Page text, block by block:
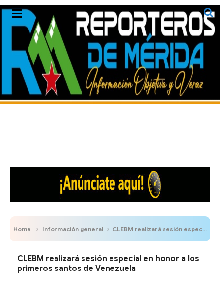
Home Información general CLEBM realizará sesión especial en honor a los primeros santos de Venezuela
CLEBM realizará sesión especial en honor a los
primeros santos de Venezuela